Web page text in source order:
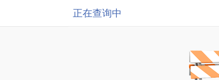
正在查询中